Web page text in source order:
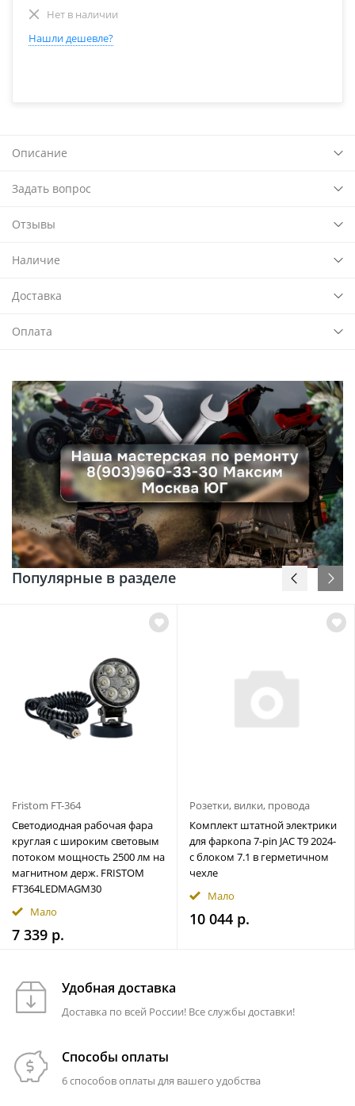
Нет в наличии
Нашли дешевле?
Описание
Задать вопрос
Отзывы
Наличие
Доставка
Оплата
Популярные в разделе
Fristom FT-364
Светодиодная рабочая фара
круглая с широким световым
потоком мощность 2500 лм на
магнитном держ. FRISTOM
FT364LEDMAGM30
Мало
7 339 р.
Розетки, вилки, провода
Комплект штатной электрики
для фаркопа 7-pin JAC T9 2024-
с блоком 7.1 в герметичном
чехле
Мало
10 044 р.
Удобная доставка
Доставка по всей России! Все службы доставки!
Способы оплаты
6 способов оплаты для вашего удобства